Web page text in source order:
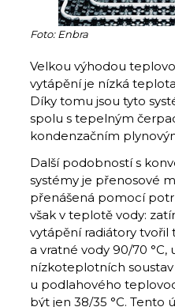
Foto: Enbra
Velkou výhodou
vytápění je nízká
Díky tomu jsou tyto
spolu s tepelným
kondenzačním
Další podobností s
systémy je přenosové
přenášená pomocí
však v teplotě vody:
vytápění radiátory
a vratné vody 90/70 °C,
nízkoteplotních soustav
u podlahového
být jen 38/35 °C. Tento